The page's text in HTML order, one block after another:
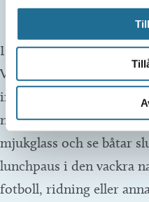
I Motala, Östergötlands
Varamon, ta en cykeltur
intill sjön Boren, inte
njuta av en prisbelönt
mjukglass och se båtar
lunchpaus i den vackra
fotboll, ridning eller